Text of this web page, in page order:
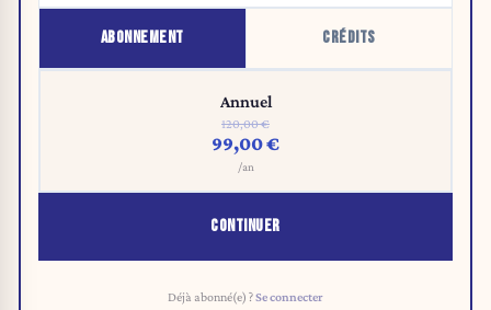
ABONNEMENT CRÉDITS
Annuel
120,00 €
99,00 €
/an
CONTINUER
Déjà abonné(e) ?Se connecter